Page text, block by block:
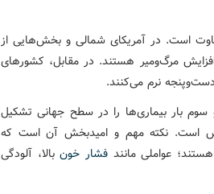
است. در آمریکای شمالی و بخش‌هایی از
مرگ‌ومیر هستند. در مقابل، کشورهای
نرم می‌کنند.
سوم بار بیماری‌ها را در سطح جهانی تشکیل
است. نکته مهم و امیدبخش آن است که
عواملی مانند فشار خونبالا، آلودگی